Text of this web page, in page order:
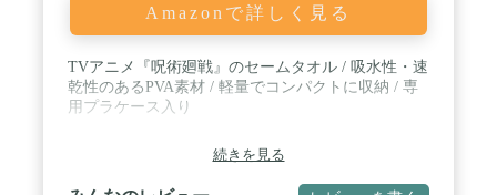
Amazonで詳しく見る
TVアニメ『呪術廻戦』のセームタオル / 吸水性・速
乾性のあるPVA素材 / 軽量でコンパクトに収納 / 専
用プラケース入り
続きを見る